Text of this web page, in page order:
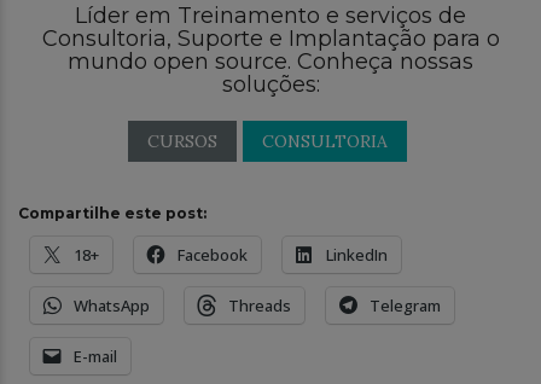
Líder em Treinamento e serviços de
Consultoria, Suporte e Implantação para o
mundo open source. Conheça nossas
soluções:
CURSOS CONSULTORIA
Compartilhe este post:
18+ Facebook LinkedIn
WhatsApp Threads Telegram
E-mail